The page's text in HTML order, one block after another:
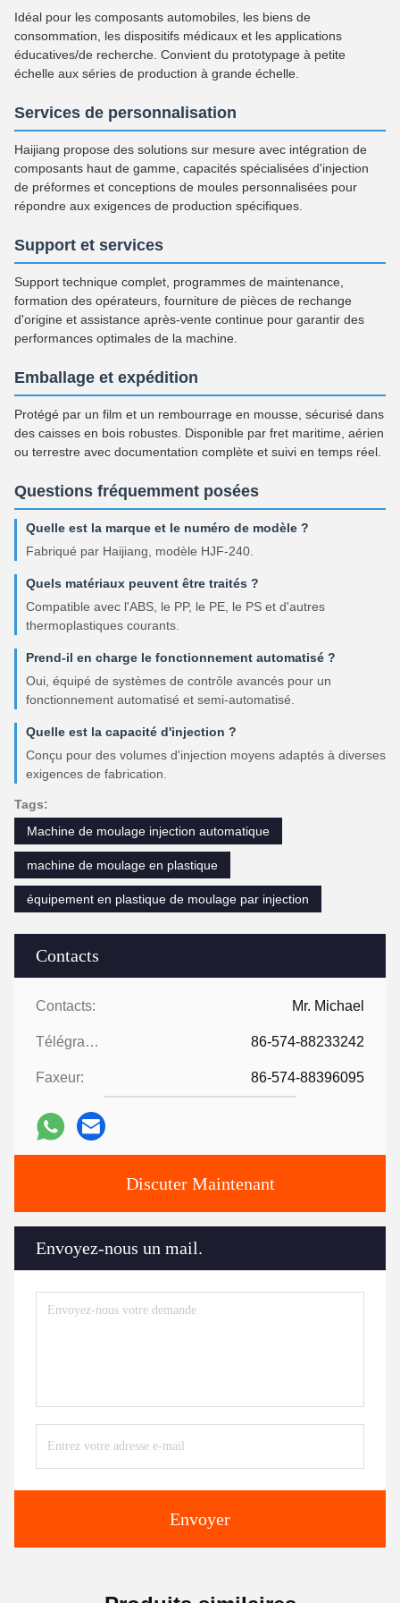
Contacts
Contacts: Mr. Michael
Télégramme: 86-574-88233242
Faxeur: 86-574-88396095
Discuter Maintenant
Envoyez-nous un mail.
Envoyer
Idéal pour les composants automobiles, les biens de
consommation, les dispositifs médicaux et les applications
éducatives/de recherche. Convient du prototypage à petite
échelle aux séries de production à grande échelle.
Services de personnalisation
Haijiang propose des solutions sur mesure avec intégration de
composants haut de gamme, capacités spécialisées d'injection
de préformes et conceptions de moules personnalisées pour
répondre aux exigences de production spécifiques.
Support et services
Support technique complet, programmes de maintenance,
formation des opérateurs, fourniture de pièces de rechange
d'origine et assistance après-vente continue pour garantir des
performances optimales de la machine.
Emballage et expédition
Protégé par un film et un rembourrage en mousse, sécurisé dans
des caisses en bois robustes. Disponible par fret maritime, aérien
ou terrestre avec documentation complète et suivi en temps réel.
Questions fréquemment posées
Quelle est la marque et le numéro de modèle ?
Fabriqué par Haijiang, modèle HJF-240.
Quels matériaux peuvent être traités ?
Compatible avec l'ABS, le PP, le PE, le PS et d'autres
thermoplastiques courants.
Prend-il en charge le fonctionnement automatisé ?
Oui, équipé de systèmes de contrôle avancés pour un
fonctionnement automatisé et semi-automatisé.
Quelle est la capacité d'injection ?
Conçu pour des volumes d'injection moyens adaptés à diverses
exigences de fabrication.
Tags:
Machine de moulage injection automatique
machine de moulage en plastique
équipement en plastique de moulage par injection